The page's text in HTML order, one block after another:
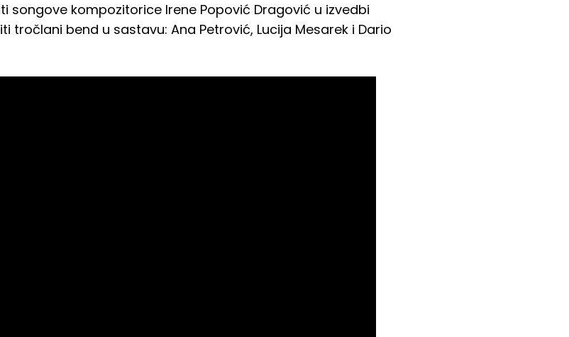
songove kompozitorice Irene Popović Dragović u izvedbi
tročlani bend u sastavu: Ana Petrović, Lucija Mesarek i Dario